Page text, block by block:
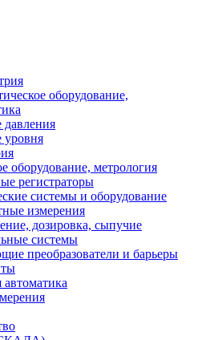
оборудование,
давления
уровня
оборудование, метрология
регистраторы
системы и оборудование
измерения
дозировка, сыпучие
системы
преобразователи и барьеры